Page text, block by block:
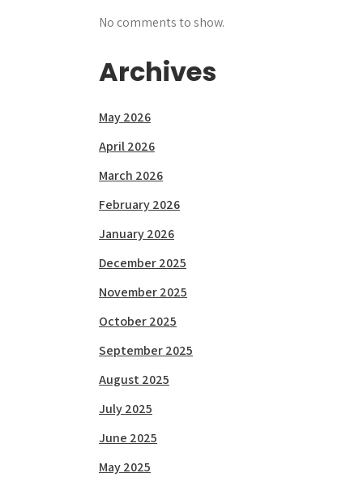
No comments to show.
Archives
May 2026
April 2026
March 2026
February 2026
January 2026
December 2025
November 2025
October 2025
September 2025
August 2025
July 2025
June 2025
May 2025